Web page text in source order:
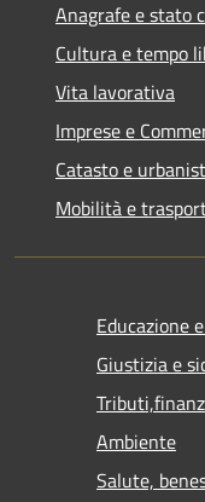
Anagrafe e stato
Cultura e tempo
Vita lavorativa
Imprese e
Catasto e
Mobilità e
Educazione
Giustizia e
Ambiente
Salute,